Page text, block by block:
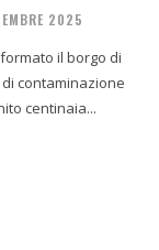
2025
il borgo di
contaminazione
unito centinaia...